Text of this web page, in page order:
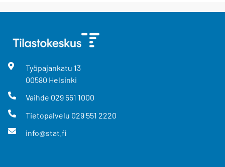
Työpajankatu 13
00580 Helsinki
Vaihde 029 551 1000
Tietopalvelu 029 551 2220
info@stat.fi